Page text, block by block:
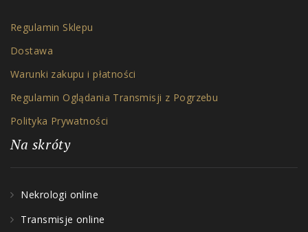
Regulamin Sklepu
Dostawa
Warunki zakupu i płatności
Regulamin Oglądania Transmisji z Pogrzebu
Polityka Prywatności
Na skróty
Nekrologi online
Transmisje online